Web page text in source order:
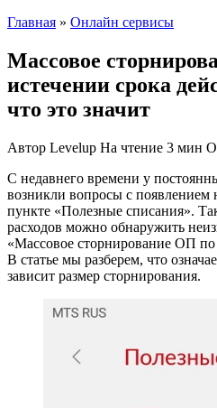
Главная » Онлайн сервисы
Массовое
истечении срока
что это значит
Автор Levelup На чтение 3 мин
С недавнего времени у
возникли вопросы с появлением
пункте «Полезные списания».
расходов можно обнаружить
«Массовое сторнирование ОП по
В статье мы разберем, что
зависит размер сторнирования.